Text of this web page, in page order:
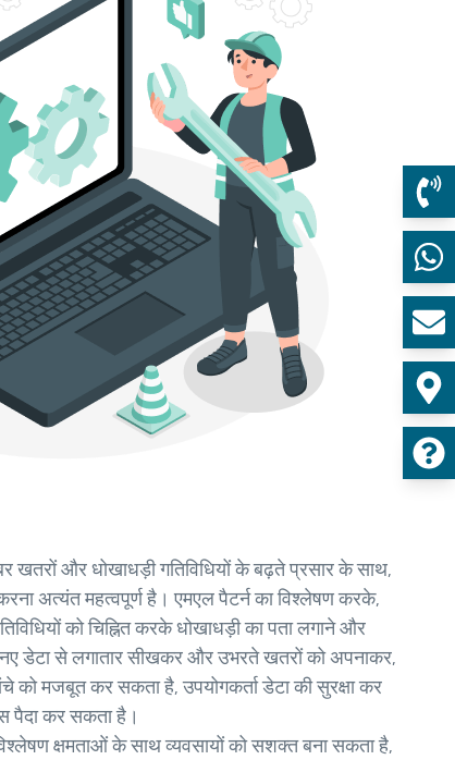
खतरों और धोखाधड़ी गतिविधियों के बढ़ते प्रसार के साथ,
अत्यंत महत्वपूर्ण है। एमएल पैटर्न का विश्लेषण करके,
को चिह्नित करके धोखाधड़ी का पता लगाने और
नए डेटा से लगातार सीखकर और उभरते खतरों को अपनाकर,
को मजबूत कर सकता है, उपयोगकर्ता डेटा की सुरक्षा कर
पैदा कर सकता है।
क्षमताओं के साथ व्यवसायों को सशक्त बना सकता है,